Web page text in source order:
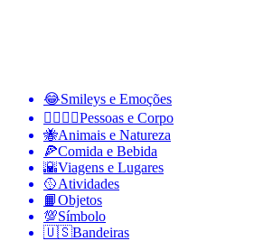
😂Smileys e Emoções
👩‍❤️‍💋‍👨Pessoas e Corpo
🐝Animais e Natureza
🍕Comida e Bebida
🌇Viagens e Lugares
🥎Atividades
📙Objetos
💯Símbolo
🇺🇸Bandeiras